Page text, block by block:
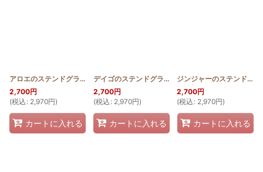
アロエのステンドグラスキルトタペストリー20_25 SGQT2025_ALOE]
2,700円
(税込 : 2,970円)
カートに入れる
デイゴのステンドグラスキルトタペストリー20_25
2,700円
(税込 : 2,970円)
カートに入れる
ジンジャーのステンドグラスキルトタペストリー20_25
2,700円
(税込 : 2,970円)
カートに入れる